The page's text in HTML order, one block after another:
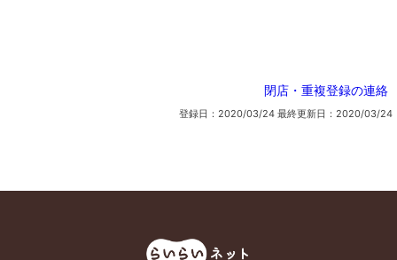
閉店・重複登録の連絡
登録日：2020/03/24 最終更新日：2020/03/24